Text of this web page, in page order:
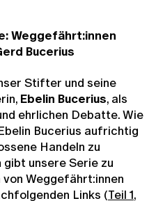
Weggefährt:innen
Bucerius
Stifter und seine
Ebelin Bucerius, als
ehrlichen Debatte. Wie
Bucerius aufrichtig
Handeln zu
unsere Serie zu
Weggefährt:innen
Links (Teil 1,